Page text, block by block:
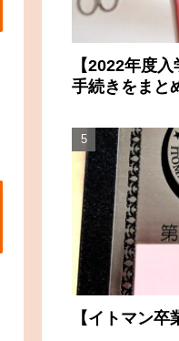
【2022年度
手続きをまと
【イトマン